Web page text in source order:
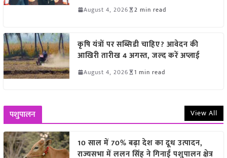
August 4, 2026 2 min read
कृषि यंत्रों पर सब्सिडी चाहिए? आवेदन की
आखिरी तारीख 4 अगस्त, जल्द करें अप्लाई
August 4, 2026 1 min read
पशुपालन View All
10 साल में 70% बढ़ा देश का दूध उत्पादन,
राज्यसभा में ललन सिंह ने गिनाईं पशुपालन क्षेत्र